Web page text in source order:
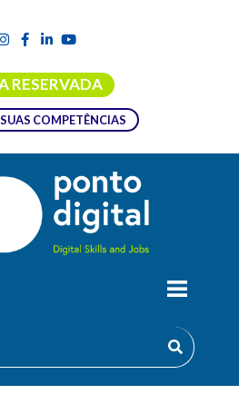
RESERVADA
COMPETÊNCIAS
adquirem competências e